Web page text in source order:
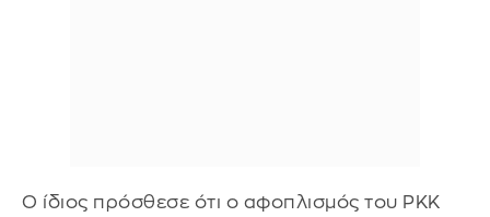
Ο ίδιος πρόσθεσε ότι ο αφοπλισμός του PKK